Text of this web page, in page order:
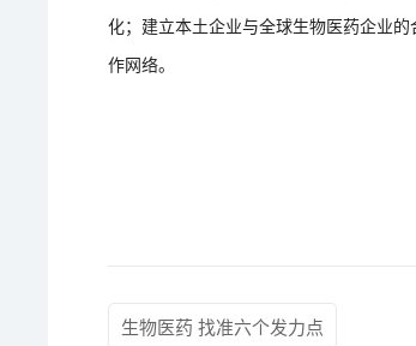
化；建立本土企业与全球生物医药企业
作网络。
生物医药 找准六个发力点